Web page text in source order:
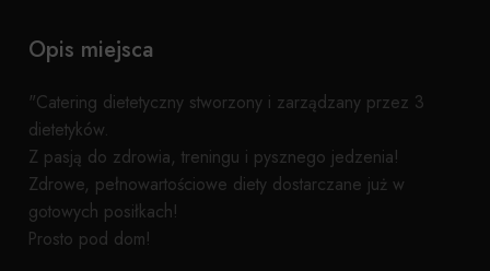
Opis miejsca
"Catering dietetyczny stworzony i zarządzany przez 3
dietetyków.
Z pasją do zdrowia, treningu i pysznego jedzenia!
Zdrowe, pełnowartościowe diety dostarczane już w
gotowych posiłkach!
Prosto pod dom!